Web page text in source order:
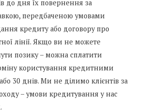
до дня їх повернення за
передбаченою умовами
кредиту або договору про
лінії. Якщо ви не можете
позику – можна сплатити
користування кредитними
30 днів. Ми не ділимо клієнтів за
– умови кредитування у нас